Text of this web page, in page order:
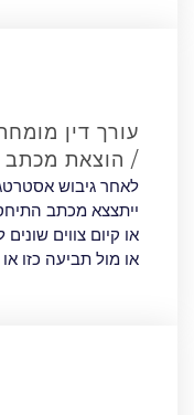
עורך דין
/ הוצאת מכתב
לאחר גיבוש
ייתצצא מכתב
או קיום צווים
או מול תביעה כזו